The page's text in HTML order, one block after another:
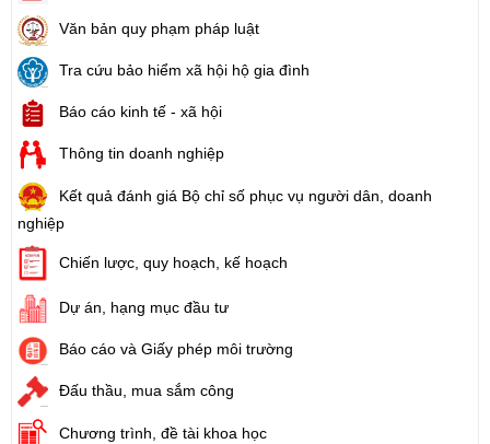
Văn bản quy phạm pháp luật
Tra cứu bảo hiểm xã hội hộ gia đình
Báo cáo kinh tế - xã hội
Thông tin doanh nghiệp
Kết quả đánh giá Bộ chỉ số phục vụ người dân, doanh
nghiệp
Chiến lược, quy hoạch, kế hoạch
Dự án, hạng mục đầu tư
Báo cáo và Giấy phép môi trường
Đấu thầu, mua sắm công
Chương trình, đề tài khoa học